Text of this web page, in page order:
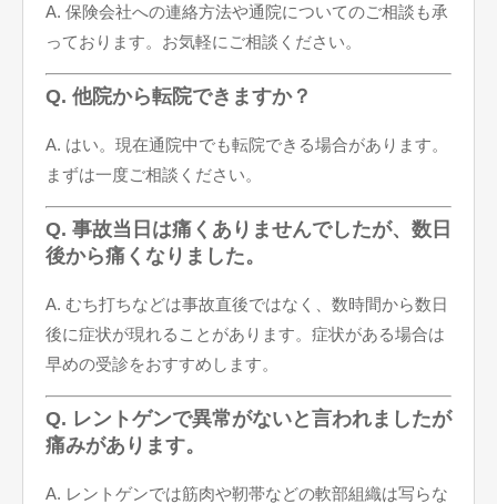
A. 保険会社への連絡方法や通院についてのご相談も承
っております。お気軽にご相談ください。
Q. 他院から転院できますか？
A. はい。現在通院中でも転院できる場合があります。
まずは一度ご相談ください。
Q. 事故当日は痛くありませんでしたが、数日
後から痛くなりました。
A. むち打ちなどは事故直後ではなく、数時間から数日
後に症状が現れることがあります。症状がある場合は
早めの受診をおすすめします。
Q. レントゲンで異常がないと言われましたが
痛みがあります。
A. レントゲンでは筋肉や靭帯などの軟部組織は写らな